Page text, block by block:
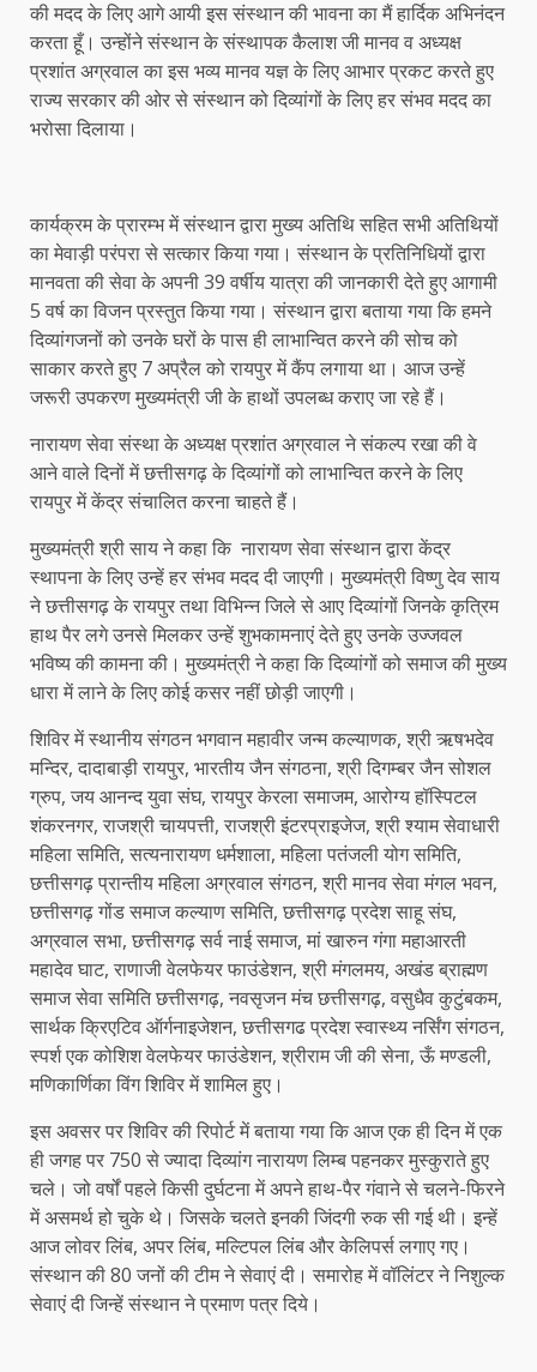
की मदद के लिए आगे आयी इस संस्थान की भावना का मैं हार्दिक अभिनंदन
करता हूँ। उन्होंने संस्थान के संस्थापक कैलाश जी मानव व अध्यक्ष
प्रशांत अग्रवाल का इस भव्य मानव यज्ञ के लिए आभार प्रकट करते हुए
राज्य सरकार की ओर से संस्थान को दिव्यांगों के लिए हर संभव मदद का
भरोसा दिलाया।
कार्यक्रम के प्रारम्भ में संस्थान द्वारा मुख्य अतिथि सहित सभी अतिथियों
का मेवाड़ी परंपरा से सत्कार किया गया। संस्थान के प्रतिनिधियों द्वारा
मानवता की सेवा के अपनी 39 वर्षीय यात्रा की जानकारी देते हुए आगामी
5 वर्ष का विजन प्रस्तुत किया गया। संस्थान द्वारा बताया गया कि हमने
दिव्यांगजनों को उनके घरों के पास ही लाभान्वित करने की सोच को
साकार करते हुए 7 अप्रैल को रायपुर में कैंप लगाया था। आज उन्हें
जरूरी उपकरण मुख्यमंत्री जी के हाथों उपलब्ध कराए जा रहे हैं।
नारायण सेवा संस्था के अध्यक्ष प्रशांत अग्रवाल ने संकल्प रखा की वे
आने वाले दिनों में छत्तीसगढ़ के दिव्यांगों को लाभान्वित करने के लिए
रायपुर में केंद्र संचालित करना चाहते हैं।
मुख्यमंत्री श्री साय ने कहा कि नारायण सेवा संस्थान द्वारा केंद्र
स्थापना के लिए उन्हें हर संभव मदद दी जाएगी। मुख्यमंत्री विष्णु देव साय
ने छत्तीसगढ़ के रायपुर तथा विभिन्न जिले से आए दिव्यांगों जिनके कृत्रिम
हाथ पैर लगे उनसे मिलकर उन्हें शुभकामनाएं देते हुए उनके उज्जवल
भविष्य की कामना की। मुख्यमंत्री ने कहा कि दिव्यांगों को समाज की मुख्य
धारा में लाने के लिए कोई कसर नहीं छोड़ी जाएगी।
शिविर में स्थानीय संगठन भगवान महावीर जन्म कल्याणक, श्री ऋषभदेव
मन्दिर, दादाबाड़ी रायपुर, भारतीय जैन संगठना, श्री दिगम्बर जैन सोशल
ग्रुप, जय आनन्द युवा संघ, रायपुर केरला समाजम, आरोग्य हॉस्पिटल
शंकरनगर, राजश्री चायपत्ती, राजश्री इंटरप्राइजेज, श्री श्याम सेवाधारी
महिला समिति, सत्यनारायण धर्मशाला, महिला पतंजली योग समिति,
छत्तीसगढ़ प्रान्तीय महिला अग्रवाल संगठन, श्री मानव सेवा मंगल भवन,
छत्तीसगढ़ गोंड समाज कल्याण समिति, छत्तीसगढ़ प्रदेश साहू संघ,
अग्रवाल सभा, छत्तीसगढ़ सर्व नाई समाज, मां खारुन गंगा महाआरती
महादेव घाट, राणाजी वेलफेयर फाउंडेशन, श्री मंगलमय, अखंड ब्राह्मण
समाज सेवा समिति छत्तीसगढ़, नवसृजन मंच छत्तीसगढ़, वसुधैव कुटुंबकम,
सार्थक क्रिएटिव ऑर्गनाइजेशन, छत्तीसगढ प्रदेश स्वास्थ्य नर्सिंग संगठन,
स्पर्श एक कोशिश वेलफेयर फाउंडेशन, श्रीराम जी की सेना, ऊँ मण्डली,
मणिकार्णिका विंग शिविर में शामिल हुए।
इस अवसर पर शिविर की रिपोर्ट में बताया गया कि आज एक ही दिन में एक
ही जगह पर 750 से ज्यादा दिव्यांग नारायण लिम्ब पहनकर मुस्कुराते हुए
चले। जो वर्षों पहले किसी दुर्घटना में अपने हाथ-पैर गंवाने से चलने-फिरने
में असमर्थ हो चुके थे। जिसके चलते इनकी जिंदगी रुक सी गई थी। इन्हें
आज लोवर लिंब, अपर लिंब, मल्टिपल लिंब और केलिपर्स लगाए गए।
संस्थान की 80 जनों की टीम ने सेवाएं दी। समारोह में वॉलिंटर ने निशुल्क
सेवाएं दी जिन्हें संस्थान ने प्रमाण पत्र दिये।